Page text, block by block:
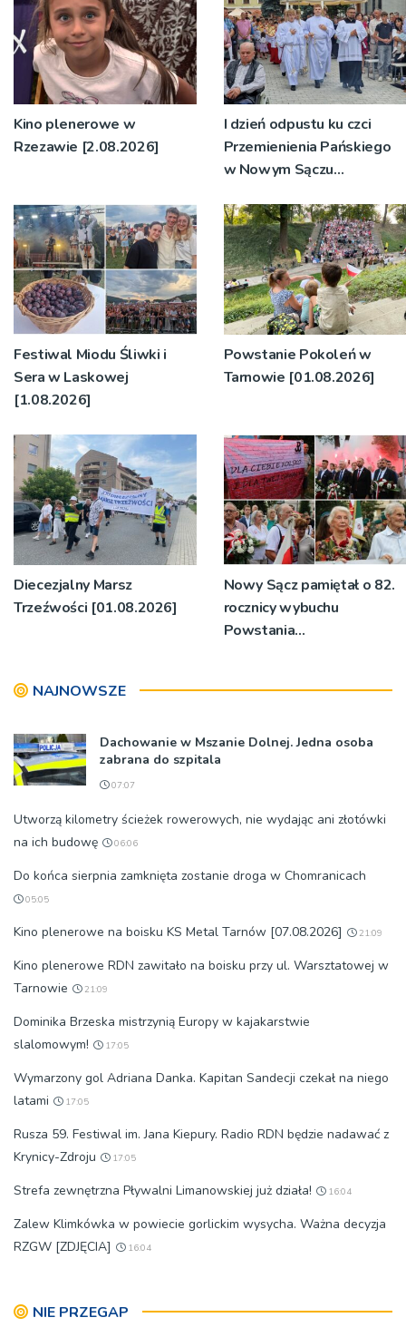
Kino plenerowe w
Rzezawie [2.08.2026]
I dzień odpustu ku czci
Przemienienia Pańskiego
w Nowym Sączu
Festiwal Miodu Śliwki i
Sera w Laskowej
[1.08.2026]
Powstanie Pokoleń w
Tarnowie [01.08.2026]
Diecezjalny Marsz
Trzeźwości [01.08.2026]
Nowy Sącz pamiętał o 82.
rocznicy wybuchu
Powstania
NAJNOWSZE
Dachowanie w Mszanie Dolnej. Jedna osoba
zabrana do szpitala
07:07
Utworzą kilometry ścieżek rowerowych, nie wydając ani złotówki
na ich budowę
06:06
Do końca sierpnia zamknięta zostanie droga w Chomranicach
05:05
Kino plenerowe na boisku KS Metal Tarnów [07.08.2026] 21:09
Kino plenerowe RDN zawitało na boisku przy ul. Warsztatowej w
Tarnowie
21:09
Dominika Brzeska mistrzynią Europy w kajakarstwie
slalomowym!
17:05
Wymarzony gol Adriana Danka. Kapitan Sandecji czekał na niego
latami
17:05
Rusza 59. Festiwal im. Jana Kiepury. Radio RDN będzie nadawać z
Krynicy-Zdroju
17:05
Strefa zewnętrzna Pływalni Limanowskiej już działa! 16:04
Zalew Klimkówka w powiecie gorlickim wysycha. Ważna decyzja
RZGW [ZDJĘCIA]
16:04
NIE PRZEGAP